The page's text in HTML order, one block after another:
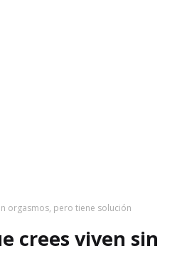
orgasmos, pero tiene solución
crees viven sin